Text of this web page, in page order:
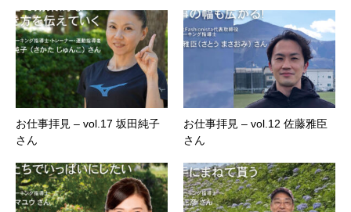
お仕事拝見 – vol.17 坂田純子
さん
お仕事拝見 – vol.12 佐藤雅臣
さん